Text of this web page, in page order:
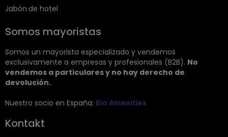
Jabón de hotel
Somos mayoristas
Somos un mayorista especializado y vendemos
exclusivamente a empresas y profesionales (B2B). No
vendemos a particulares y no hay derecho de
devolución.
Nuestro socio en España: Bio Amenities
Kontakt